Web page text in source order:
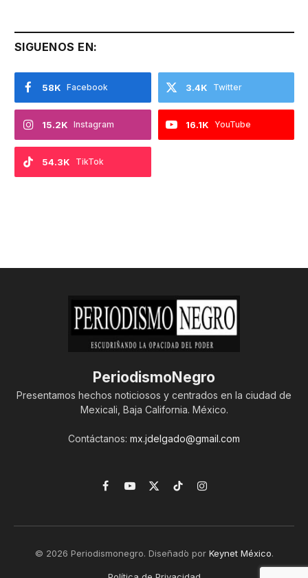
SIGUENOS EN:
Facebook
58K Twitter
3.4K
Instagram
15.2K YouTube
16.1K
TikTok
54.3K
PeriodismoNegro
Presentamos hechos noticiosos y centrados en la ciudad de
Mexicali, Baja California. México.
Contáctanos: mx.jdelgado@gmail.com
Facebook
YouTube
X
TikTokInstagram
© 2026 Periodismonegro. Diseñado por Keynet México.